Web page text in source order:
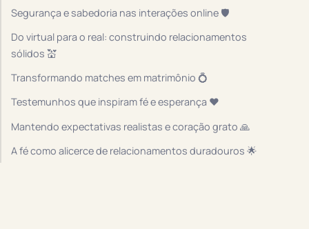
Segurança e sabedoria nas interações online 🛡️
Do virtual para o real: construindo relacionamentos
sólidos 💒
Transformando matches em matrimônio 💍
Testemunhos que inspiram fé e esperança ❤️
Mantendo expectativas realistas e coração grato 🙏
A fé como alicerce de relacionamentos duradouros 🌟